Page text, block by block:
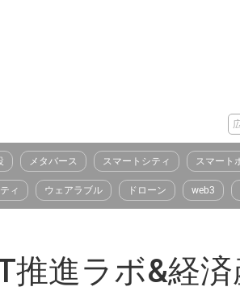
メタバース スマートシティ スマート
ィ ウェアラブル ドローン web3
進ラボ&経